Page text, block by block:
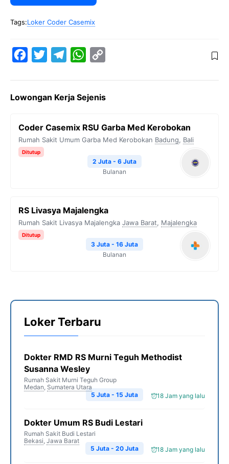
Tags:Loker Coder Casemix
e
o
o
t
e
e
r
W
t
A
y
i
k
Lowongan Kerja Sejenis
Coder Casemix RSU Garba Med Kerobokan
Rumah Sakit Umum Garba Med Kerobokan Badung, Bali
Ditutup
2 Juta - 6 Juta
Bulanan
RS Livasya Majalengka
Rumah Sakit Livasya Majalengka Jawa Barat, Majalengka
Ditutup
3 Juta - 16 Juta
Bulanan
Loker Terbaru
Dokter RMD RS Murni Teguh Methodist
Susanna Wesley
Rumah Sakit Murni Teguh Group
Medan, Sumatera Utara
18 Jam yang lalu
5 Juta - 15 Juta
Dokter Umum RS Budi Lestari
Rumah Sakit Budi Lestari
Bekasi, Jawa Barat
18 Jam yang lalu
5 Juta - 20 Juta